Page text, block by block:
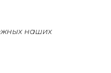
наших